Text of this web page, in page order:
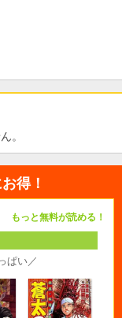
。
得！
もっと無料が読める！
ぱい／